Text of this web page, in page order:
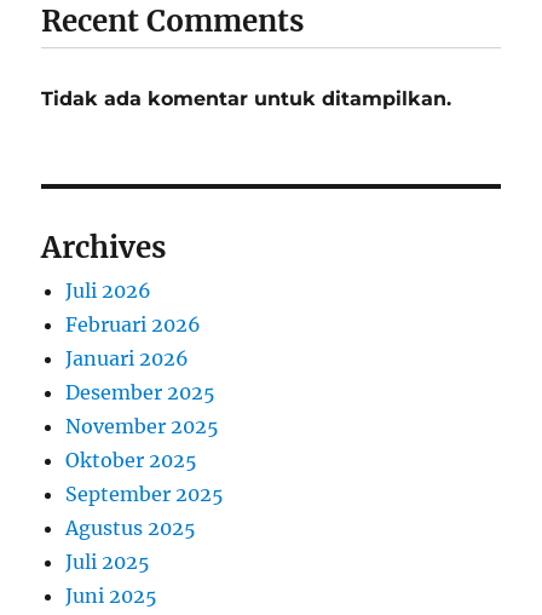
Recent Comments
Tidak ada komentar untuk ditampilkan.
Archives
Juli 2026
Februari 2026
Januari 2026
Desember 2025
November 2025
Oktober 2025
September 2025
Agustus 2025
Juli 2025
Juni 2025